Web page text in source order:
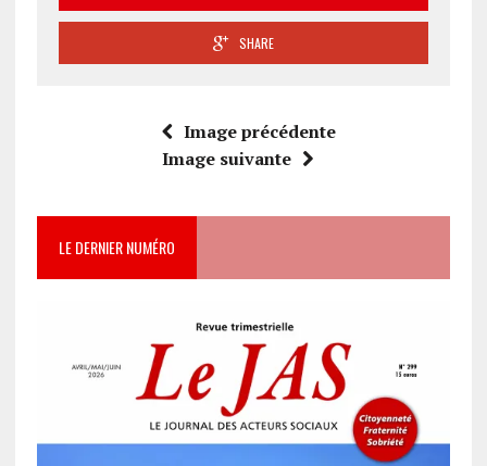
SHARE
Image précédente
Image suivante
LE DERNIER NUMÉRO